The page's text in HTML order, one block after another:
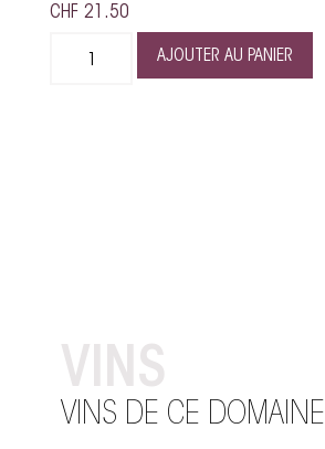
CHF 21.50
AJOUTER AU PANIER
VINS
VINS DE CE DOMAINE